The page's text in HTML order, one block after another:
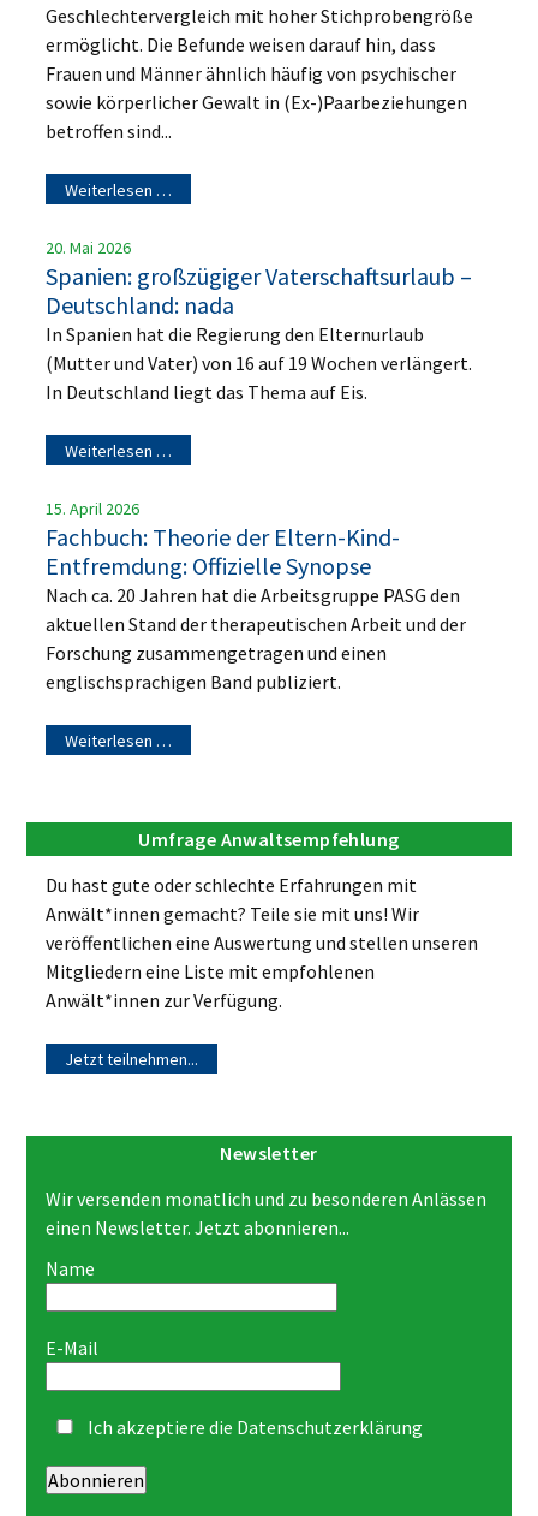
Geschlechtervergleich mit hoher Stichprobengröße
ermöglicht. Die Befunde weisen darauf hin, dass
Frauen und Männer ähnlich häufig von psychischer
sowie körperlicher Gewalt in (Ex-)Paarbeziehungen
betroffen sind...
Weiterlesen …
20. Mai 2026
Spanien: großzügiger Vaterschaftsurlaub –
Deutschland: nada
In Spanien hat die Regierung den Elternurlaub
(Mutter und Vater) von 16 auf 19 Wochen verlängert.
In Deutschland liegt das Thema auf Eis.
Weiterlesen …
15. April 2026
Fachbuch: Theorie der Eltern-Kind-
Entfremdung: Offizielle Synopse
Nach ca. 20 Jahren hat die Arbeitsgruppe PASG den
aktuellen Stand der therapeutischen Arbeit und der
Forschung zusammengetragen und einen
englischsprachigen Band publiziert.
Weiterlesen …
Umfrage Anwaltsempfehlung
Du hast gute oder schlechte Erfahrungen mit
Anwält*innen gemacht? Teile sie mit uns! Wir
veröffentlichen eine Auswertung und stellen unseren
Mitgliedern eine Liste mit empfohlenen
Anwält*innen zur Verfügung.
Jetzt teilnehmen...
Newsletter
Wir versenden monatlich und zu besonderen Anlässen
einen Newsletter. Jetzt abonnieren...
Name
E-Mail
Ich akzeptiere die Datenschutzerklärung
Abonnieren